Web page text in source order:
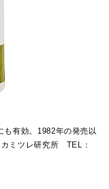
も有効。1982年の発売以
ミツレ研究所 TEL：